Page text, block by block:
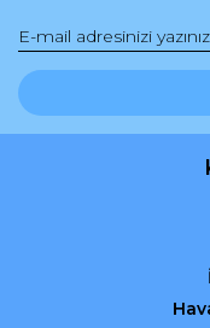
Ürün resmi
Ürün
Ürün fiyatı diğer